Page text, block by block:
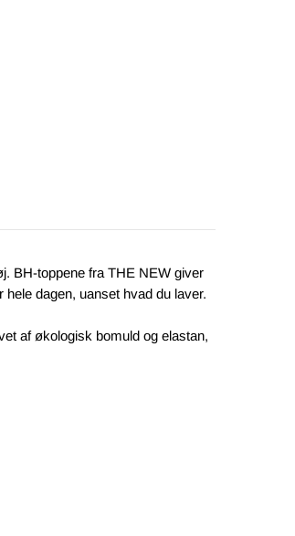
BH-toppene fra THE NEW giver
dagen, uanset hvad du laver.
af økologisk bomuld og elastan,